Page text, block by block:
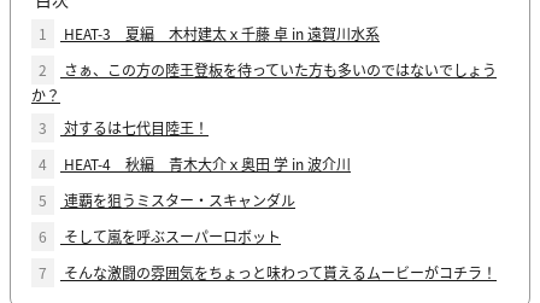
1
HEAT-3 夏編 木村建太ｘ千藤 卓 in 遠賀川水系
2
さぁ、この方の陸王登板を待っていた方も多いのではないでしょう
か？
3
対するは七代目陸王！
4
HEAT-4 秋編 青木大介ｘ奥田 学 in 波介川
5
連覇を狙うミスター・スキャンダル
6
そして嵐を呼ぶスーパーロボット
7
そんな激闘の雰囲気をちょっと味わって貰えるムービーがコチラ！